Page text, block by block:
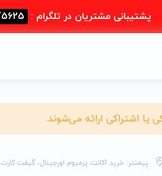
پشتیبانی مشتریان در تلگرام :
یا اشتراکی ارائه می‌شوند.
پیمنتر: خرید اکانت پرمیوم اورجینال، گیفت